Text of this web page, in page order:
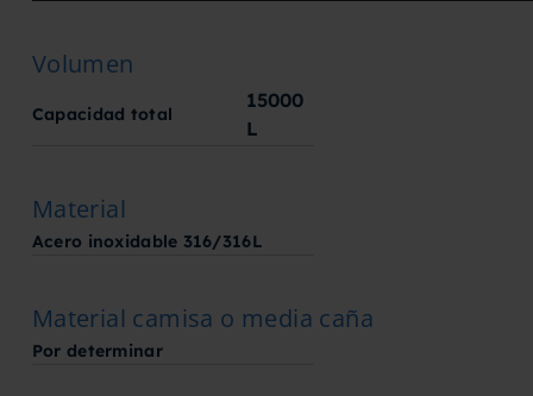
Volumen
Capacidad total
15000
L
Material
Acero inoxidable 316/316L
Material camisa o media caña
Por determinar